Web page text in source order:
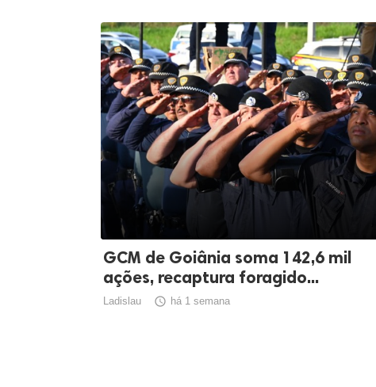
GCM de Goiânia soma 142,6 mil
ações, recaptura foragido...
Ladislau  há 1 semana